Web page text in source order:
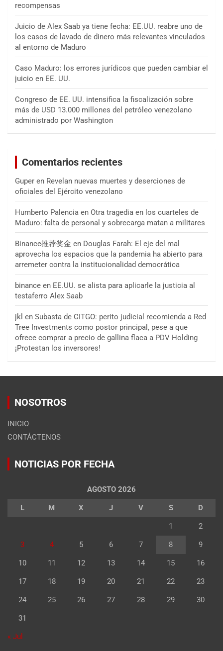
recompensas
Juicio de Alex Saab ya tiene fecha: EE.UU. reabre uno de
los casos de lavado de dinero más relevantes vinculados
al entorno de Maduro
Caso Maduro: los errores jurídicos que pueden cambiar el
juicio en EE. UU.
Congreso de EE. UU. intensifica la fiscalización sobre
más de USD 13.000 millones del petróleo venezolano
administrado por Washington
Comentarios recientes
Guper en Revelan nuevas muertes y deserciones de
oficiales del Ejército venezolano
Humberto Palencia en Otra tragedia en los cuarteles de
Maduro: falta de personal y sobrecarga matan a militares
Binance推荐奖金 en Douglas Farah: El eje del mal
aprovecha los espacios que la pandemia ha abierto para
arremeter contra la institucionalidad democrática
binance en EE.UU. se alista para aplicarle la justicia al
testaferro Alex Saab
jkl en Subasta de CITGO: perito judicial recomienda a Red
Tree Investments como postor principal, pese a que
ofrece comprar a precio de gallina flaca a PDV Holding
¡Protestan los inversores!
NOSOTROS
INICIO
CONTÁCTENOS
NOTICIAS POR FECHA
AGOSTO 2026
L M X J V S D
1 2
3 4 5 6 7 8 9
10 11 12 13 14 15 16
17 18 19 20 21 22 23
24 25 26 27 28 29 30
31
« Jul